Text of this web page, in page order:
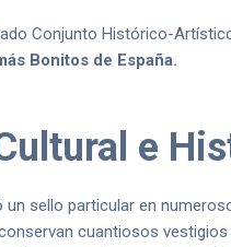
Conjunto Histórico-
Bonitos de España.
e
sello particular en
cuantiosos